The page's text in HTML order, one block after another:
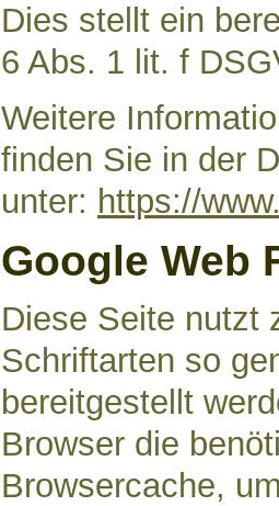
Dies stellt ein
6 Abs. 1 lit. f
Weitere
finden Sie in der
unter: https://
Google Web
Diese Seite nutzt
Schriftarten so
bereitgestellt
Browser die
Browsercache,